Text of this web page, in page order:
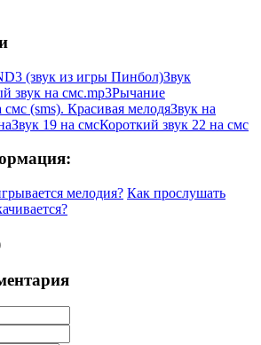
(звук из игры Пинбол)Звук
звук на смс.mp3Рычание
смс (sms). Красивая мелодяЗвук на
Звук 19 на смсКороткий звук 22 на смс
мелодия? Как прослушать